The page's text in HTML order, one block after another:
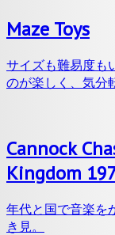
Maze Toys
サイズも難易度も
のが楽しく、気分
Cannock
Kingdom
年代と国で音楽を
き見。